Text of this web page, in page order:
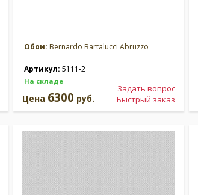
Обои: Bernardo Bartalucci Abruzzo
Артикул: 5111-2
На складе
Задать вопрос
Быстрый заказ
Цена 6300 руб.